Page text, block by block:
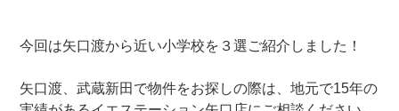
今回は矢口渡から近い小学校を３選ご紹介しました！
矢口渡、武蔵新田で物件をお探しの際は、地元で15年の